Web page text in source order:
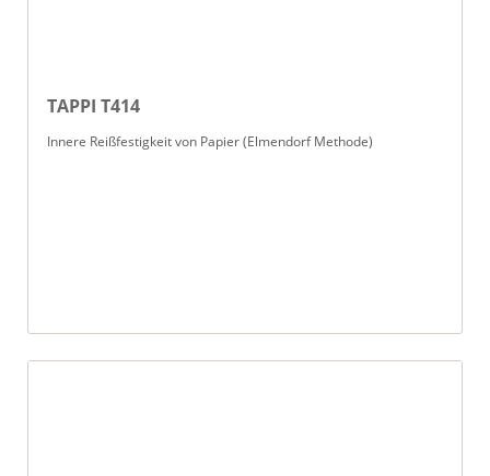
TAPPI T414
Innere Reißfestigkeit von Papier (Elmendorf Methode)